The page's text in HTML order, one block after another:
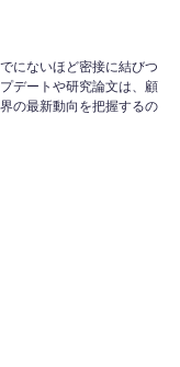
にないほど密接に結びつ
デートや研究論文は、顧
の最新動向を把握するの